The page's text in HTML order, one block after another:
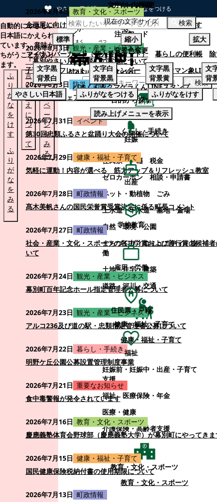
やさしい日本語 ひらがなをつける
本文へスキップする
自動的にやさしい
日本語にかえられ
ています。意味が
ちがうことがあり
ます。
ふ
り
が
な
を
け
す
ふ
り
が
な
を
み
る
言
い
替
え
に
つ
い
て
も
と
の
ペ
ー
ジ
を
み
る
検索
くらし・手続き
くらし・手続き
住民票・戸籍
税金
ゼロカーボン
相談・申請書
ペット・動植物
ごみ
上水道・下水道
墓地・斎場
自然・環境・公園
まちづくり・コミュニティ・協
働
土地・住宅・建築
道路・河川・交通
健康・福祉・子育て
健康・福祉・子育て
妊娠前・妊娠中・出産・子育て
支援
福祉
医療保険・年金
医療・健康
介護保険・高齢者支援
教育・文化・スポーツ
教育・文化・スポーツ
2026年8月4日 教育・文化・スポーツ
企画展に向けて：安東ウメ子さんとの思い出を募集します
2026年8月3日 観光・産業・ビジネス
「幕別やさい月イチ菜」の実施について
2026年8月3日 防災・消防
幕別町防災フェアの開催について
2026年7月31日 イベント
第30回忠類ふるさと盆踊り大会の開催について
2026年7月29日 健康・福祉・子育て
気軽に運動！内容が選べる 筋力アップ＆リフレッシュ教室
2026年7月28日 町政情報
髙木美帆さんの国民栄誉賞受賞決定に係る町長コメント
2026年7月27日 町政情報
社会・産業・文化・スポーツの各功労賞および善行賞の候補
いて
2026年7月24日 観光・産業・ビジネス
幕別町百年記念ホール指定管理者公募について
2026年7月23日 観光・産業・ビジネス
アルコ236及び道の駅・忠類指定管理者公募について
2026年7月22日 暮らし・手続き
明野ケ丘公園公募設置管理制度事業
2026年7月21日 重要なお知らせ
食中毒警報が発令されています
2026年7月16日 教育・文化・スポーツ
慶應義塾体育会野球部（慶應義塾大学）が幕別町にやってき
2026年7月15日 健康・福祉・子育て
国民健康保険税納付書の使用期限について
2026年7月13日 町政情報
サイト内検索
検索
注目ワード
マイナンバーカード（個人番号カード） 暮らしの便利帳
子育てパンフレット
ごみカレンダー
忠類ナウマン象LINE
パオくん＆クマゲラくんLINEスタンプ
目的から探す
妊娠
出産
学校教育
雇用・労働
住民票・戸籍
福祉
文字サイズ変更
現在の文字サイズ
標準
縮小
拡大
背景色変更
文字黒
背景白
文字白
背景黒
文字黒
背景黄
文
背
やさしい日本語
ふりがなをつける ふりがなをけす
読み上げメニューを表示